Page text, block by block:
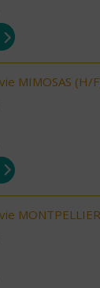
MIMOSAS (H/